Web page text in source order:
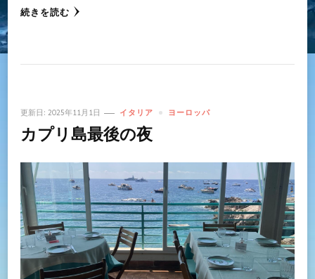
続きを読む
更新日: 2025年11月1日 イタリア ヨーロッパ
カプリ島最後の夜